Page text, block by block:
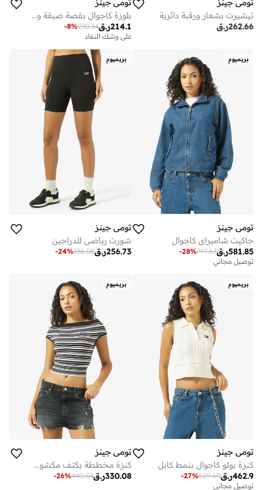
تيشيرت بشعار ورقبة دائرية
ر.ق262.66
بلوزة كاجوال بقصة ضيقة وكتف مكشوف
ر.ق214.1
230.34
-8%
على وشك النفاد
بريميوم
تومي جينز
جاكيت شامبراي كاجوال
ر.ق581.85
797.67
-28%
توصيل مجاني
بريميوم
تومي جينز
شورت رياضي للدراجين
ر.ق256.73
336.08
-24%
بريميوم
تومي جينز
كنزة بولو كاجوال بنمط كابل
ر.ق462.9
629.65
-27%
توصيل مجاني
بريميوم
تومي جينز
كنزة مخططة بكتف مكشوف كاجوال
ر.ق330.08
440.84
-26%